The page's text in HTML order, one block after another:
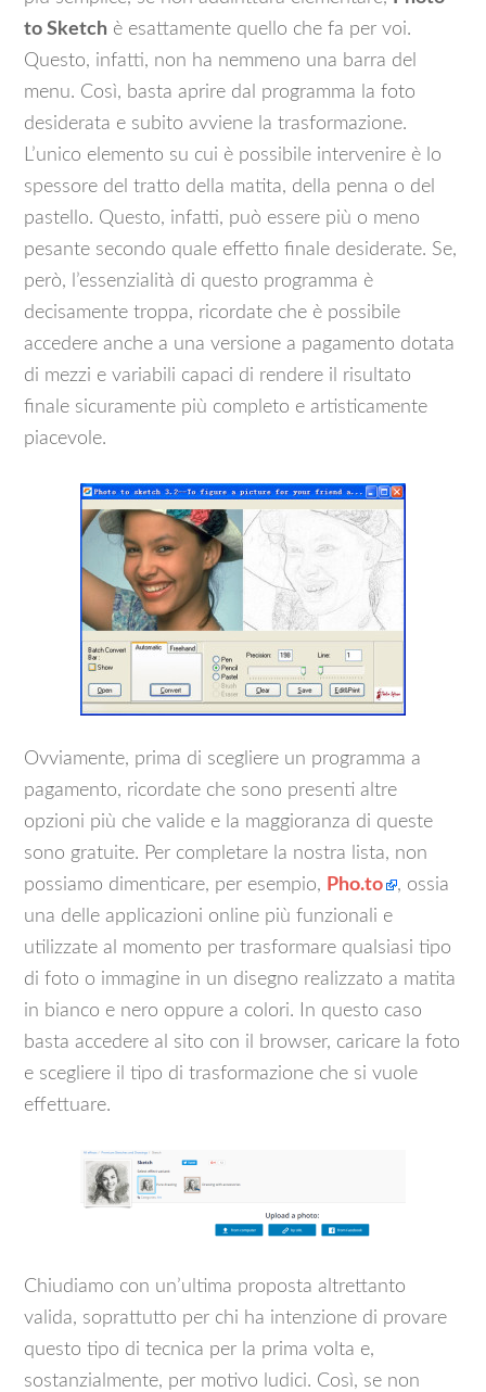
to Sketch è esattamente quello che fa per voi.
Questo, infatti, non ha nemmeno una barra del
menu. Così, basta aprire dal programma la foto
desiderata e subito avviene la trasformazione.
L’unico elemento su cui è possibile intervenire è lo
spessore del tratto della matita, della penna o del
pastello. Questo, infatti, può essere più o meno
pesante secondo quale effetto finale desiderate. Se,
però, l’essenzialità di questo programma è
decisamente troppa, ricordate che è possibile
accedere anche a una versione a pagamento dotata
di mezzi e variabili capaci di rendere il risultato
finale sicuramente più completo e artisticamente
piacevole.
Ovviamente, prima di scegliere un programma a
pagamento, ricordate che sono presenti altre
opzioni più che valide e la maggioranza di queste
sono gratuite. Per completare la nostra lista, non
possiamo dimenticare, per esempio, Pho.to
, ossia
una delle applicazioni online più funzionali e
utilizzate al momento per trasformare qualsiasi tipo
di foto o immagine in un disegno realizzato a matita
in bianco e nero oppure a colori. In questo caso
basta accedere al sito con il browser, caricare la foto
e scegliere il tipo di trasformazione che si vuole
effettuare.
Chiudiamo con un’ultima proposta altrettanto
valida, soprattutto per chi ha intenzione di provare
questo tipo di tecnica per la prima volta e,
sostanzialmente, per motivo ludici. Così, se non